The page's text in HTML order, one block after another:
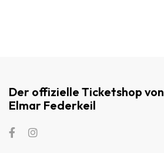
Der offizielle Ticketshop von
Elmar Federkeil